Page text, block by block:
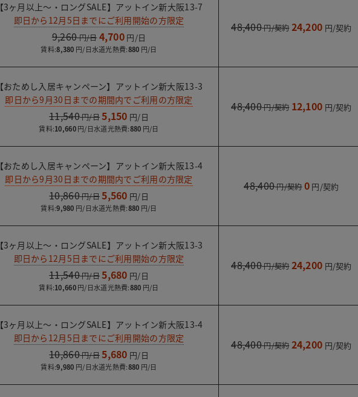
【3ヶ月以上～・ロングSALE】アットイン新大阪13-7
即日から12月5日までにご利用開始の方限定
9,260 4,700
賃料:8,380 水道光熱費:880
48,400 24,200
【おためし入居キャンペーン】アットイン新大阪13-3
即日から9月30日までの期間内でご利用の方限定
11,540 5,150
賃料:10,660 水道光熱費:880
48,400 12,100
【おためし入居キャンペーン】アットイン新大阪13-4
即日から9月30日までの期間内でご利用の方限定
10,860 5,560
賃料:9,980 水道光熱費:880
48,400 0
【3ヶ月以上～・ロングSALE】アットイン新大阪13-3
即日から12月5日までにご利用開始の方限定
11,540 5,680
賃料:10,660 水道光熱費:880
48,400 24,200
【3ヶ月以上～・ロングSALE】アットイン新大阪13-4
即日から12月5日までにご利用開始の方限定
10,860 5,680
賃料:9,980 水道光熱費:880
48,400 24,200